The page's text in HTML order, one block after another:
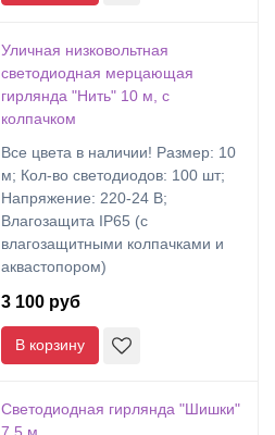
Уличная низковольтная
светодиодная мерцающая
гирлянда "Нить" 10 м, с
колпачком
Все цвета в наличии! Размер: 10
м; Кол-во светодиодов: 100 шт;
Напряжение: 220-24 В;
Влагозащита IP65 (с
влагозащитными колпачками и
аквастопором)
3 100 руб
В корзину
Светодиодная гирлянда "Шишки"